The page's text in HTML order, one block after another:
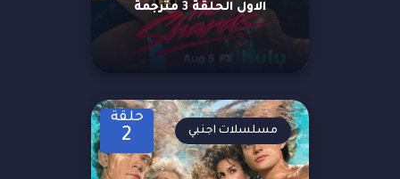
الاول الحلقة 3 مترجمة
حلقة
2 مسلسلات اجنبي